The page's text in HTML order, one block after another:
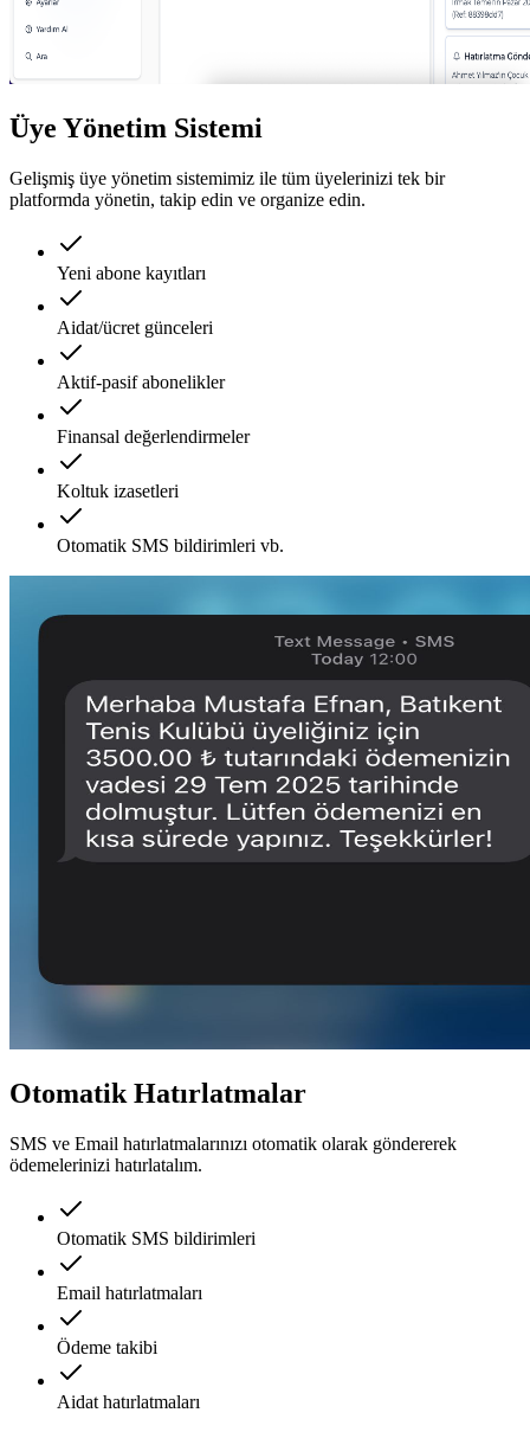
Üye Yönetim Sistemi
Gelişmiş üye yönetim sistemimiz ile tüm üyelerinizi tek bir
platformda yönetin, takip edin ve organize edin.
Yeni abone kayıtları
Aidat/ücret günceleri
Aktif-pasif abonelikler
Finansal değerlendirmeler
Koltuk izasetleri
Otomatik SMS bildirimleri vb.
Otomatik Hatırlatmalar
SMS ve Email hatırlatmalarınızı otomatik olarak göndererek
ödemelerinizi hatırlatalım.
Otomatik SMS bildirimleri
Email hatırlatmaları
Ödeme takibi
Aidat hatırlatmaları